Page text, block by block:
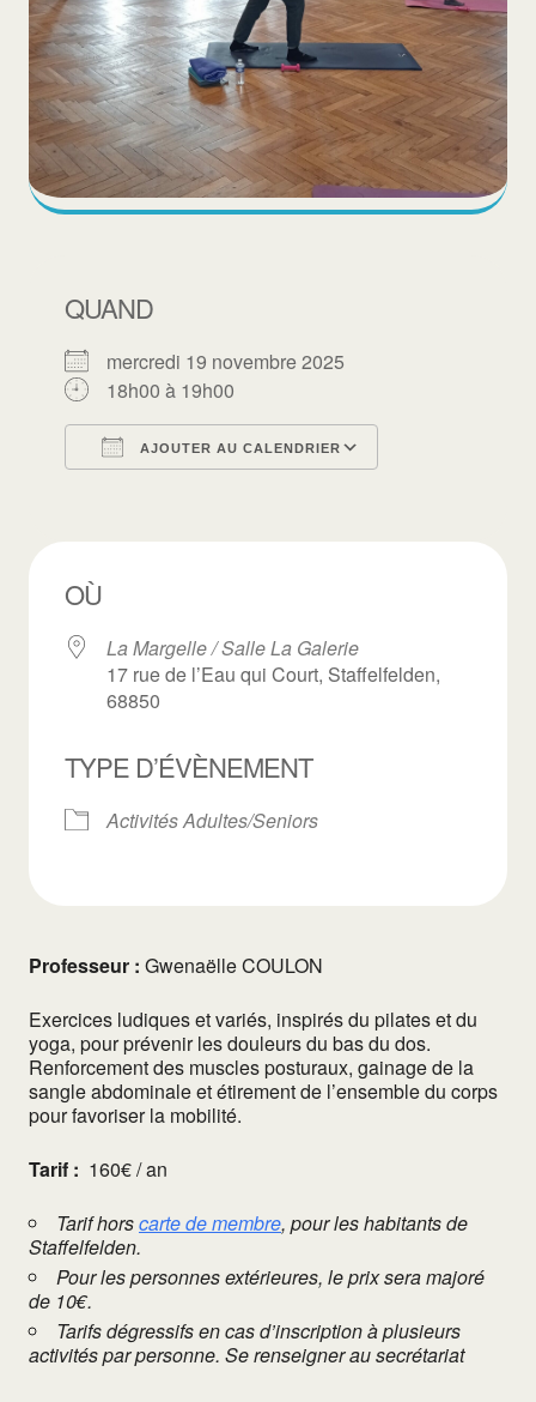
QUAND
mercredi 19 novembre 2025
18h00 à 19h00
AJOUTER AU CALENDRIER
OÙ
La Margelle / Salle La Galerie
17 rue de l’Eau qui Court, Staffelfelden,
68850
TYPE D’ÉVÈNEMENT
Activités Adultes/Seniors
Professeur : Gwenaëlle COULON
Exercices ludiques et variés, inspirés du pilates et du
yoga, pour prévenir les douleurs du bas du dos.
Renforcement des muscles posturaux, gainage de la
sangle abdominale et étirement de l’ensemble du corps
pour favoriser la mobilité.
Tarif : 160€ / an
Tarif horscarte de membre, pour les habitants de
Staffelfelden.
Pour les personnes extérieures, le prix sera majoré
de 10€.
Tarifs dégressifs en cas d’inscription à plusieurs
activités par personne. Se renseigner au secrétariat